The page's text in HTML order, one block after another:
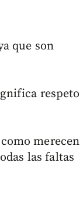
que son
respeto
merecen
las faltas